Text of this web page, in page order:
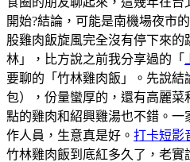
開始?結論，可能是南機場夜市
股雞肉飯旋風完全沒有停下來
林」，比方說之前我分享過的「
要聊的「竹林雞肉飯」。先說結
包），份量蠻厚的，還有高麗
點的雞肉和紹興雞湯也不錯。
作人員，生意真是好。 打卡短影
竹林雞肉飯到底紅多久了，老